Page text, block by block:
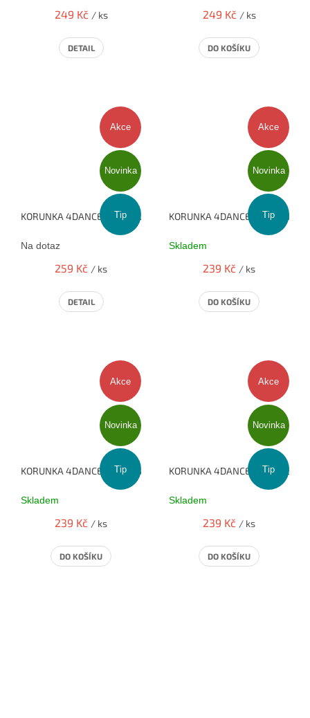
249 Kč / ks
DETAIL
249 Kč / ks
DO KOŠÍKU
Akce
Novinka
Tip
KORUNKA 4DANCE - ŠIPKY V OBDÉLNÍKU
Na dotaz
259 Kč / ks
DETAIL
Akce
Novinka
Tip
KORUNKA 4DANCE - FUCHSIA
Skladem
239 Kč / ks
DO KOŠÍKU
Akce
Novinka
Tip
KORUNKA 4DANCE - MALINA
Skladem
239 Kč / ks
DO KOŠÍKU
Akce
Novinka
Tip
KORUNKA 4DANCE - TYRKYS
Skladem
239 Kč / ks
DO KOŠÍKU